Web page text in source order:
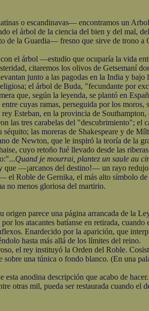
o escandinavas— encontramos un
el árbol de la ciencia del bien y del mal,
de la Guardia— fresno que sirve de trono a
el árbol —estudio que ocuparía la vida
citaremos los olivos de Getsemaní
junto a las pagodas en la India y
el árbol de Buda, "fecundante por
que, según la leyenda, se plantó en
cuyas ramas, perseguida por los moros,
Esteban, en la provincia de
las tres carabelas del "descubrimiento"; el
las moreras de Shakespeare y de
de Newton, que le inspiró la teoría de la
cuyo retoño fué llevado desde las
Quand je mourrai, plantez un saule au
—¡arcanos del destino!— un rayo
Roble de Gernika, el más alto símbolo
no menos gloriosa del martirio.
parece una página arrancada de la
los atacantes batíanse en retirada,
Enardecido por la aparición, que
hasta más allá de los límites del reino.
el rey instituyó la Orden del Roble.
una túnica o fondo blanco. (En una
anodina descripción que acabo de
otras mil, pueda ser restaurada cuando el